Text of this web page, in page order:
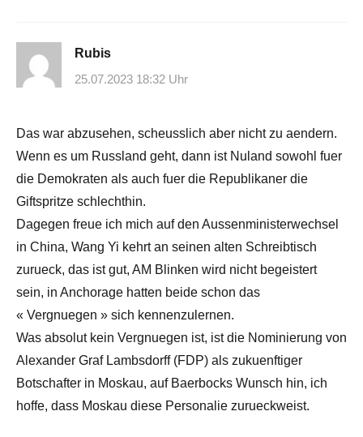
Rubis
25.07.2023 18:32 Uhr
Das war abzusehen, scheusslich aber nicht zu aendern.
Wenn es um Russland geht, dann ist Nuland sowohl fuer
die Demokraten als auch fuer die Republikaner die
Giftspritze schlechthin.
Dagegen freue ich mich auf den Aussenministerwechsel
in China, Wang Yi kehrt an seinen alten Schreibtisch
zurueck, das ist gut, AM Blinken wird nicht begeistert
sein, in Anchorage hatten beide schon das
« Vergnuegen » sich kennenzulernen.
Was absolut kein Vergnuegen ist, ist die Nominierung von
Alexander Graf Lambsdorff (FDP) als zukuenftiger
Botschafter in Moskau, auf Baerbocks Wunsch hin, ich
hoffe, dass Moskau diese Personalie zurueckweist.